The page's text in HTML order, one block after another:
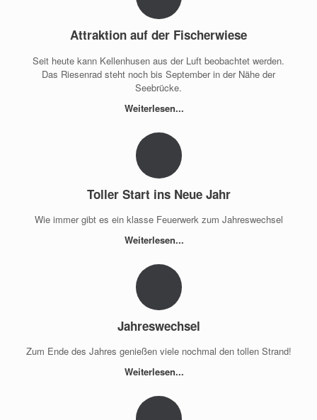
Attraktion auf der Fischerwiese
Seit heute kann Kellenhusen aus der Luft beobachtet werden.
Das Riesenrad steht noch bis September in der Nähe der
Seebrücke.
Weiterlesen...
Toller Start ins Neue Jahr
Wie immer gibt es ein klasse Feuerwerk zum Jahreswechsel
Weiterlesen...
Jahreswechsel
Zum Ende des Jahres genießen viele nochmal den tollen Strand!
Weiterlesen...